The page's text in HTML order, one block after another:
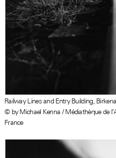
Railway Lines and Entry Building,
© by Michael Kenna / Médiathèque de
France